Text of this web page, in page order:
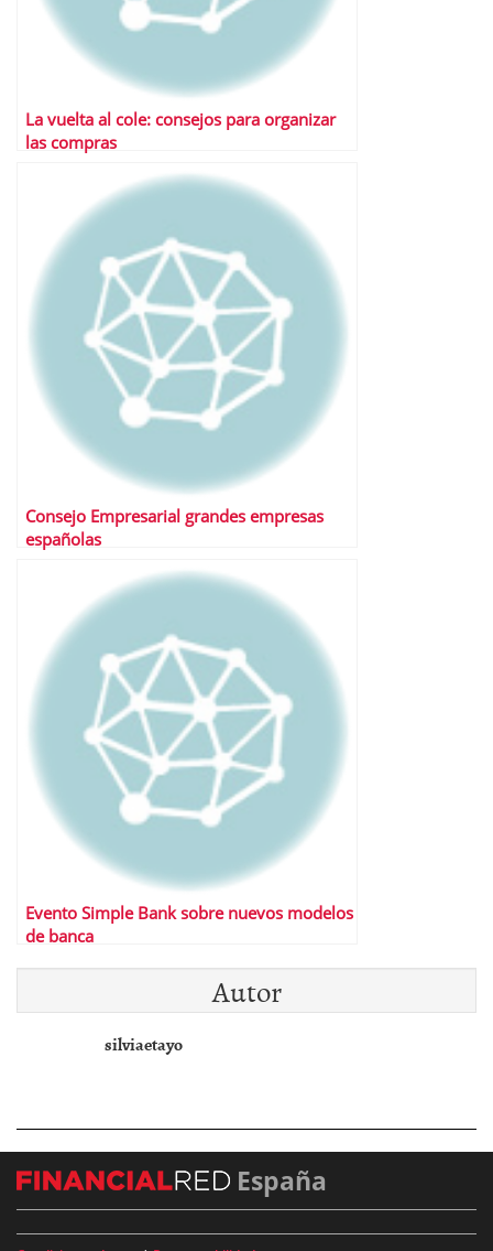
La vuelta al cole: consejos para organizar
las compras
Consejo Empresarial grandes empresas
españolas
Evento Simple Bank sobre nuevos modelos
de banca
Autor
silviaetayo
España